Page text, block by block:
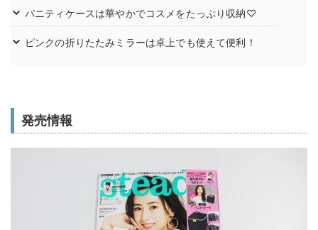
バニティケースは華やかでコスメをたっぷり収納♡
ピンクの折りたたみミラーは卓上でも使えて便利！
発売情報